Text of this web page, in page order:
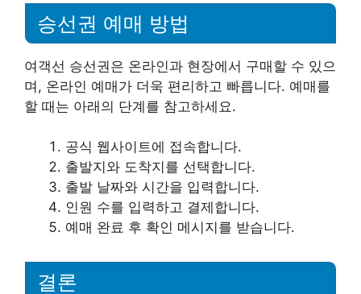
승선권 예매 방법
여객선 승선권은 온라인과 현장에서 구매할 수 있으
며, 온라인 예매가 더욱 편리하고 빠릅니다. 예매를
할 때는 아래의 단계를 참고하세요.
공식 웹사이트에 접속합니다.
출발지와 도착지를 선택합니다.
출발 날짜와 시간을 입력합니다.
인원 수를 입력하고 결제합니다.
예매 완료 후 확인 메시지를 받습니다.
결론